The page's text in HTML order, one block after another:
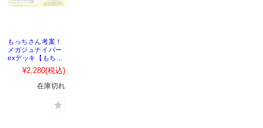
もっちさん考案！
メガジュナイパー
exデッキ【もちポ
ケチャンネル!!】
¥2,280(税込)
在庫切れ